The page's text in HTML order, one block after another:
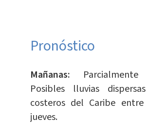
Pronóstico
Mañanas: Parcialmente
Posibles lluvias
costeros del Caribe entre
jueves.